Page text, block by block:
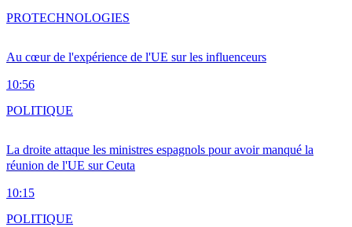
Au cœur de l'expérience de l'UE sur les influenceurs
10:56
PROTECHNOLOGIES
La droite attaque les ministres espagnols pour avoir manqué la
réunion de l'UE sur Ceuta
10:15
POLITIQUE
POLITIQUE